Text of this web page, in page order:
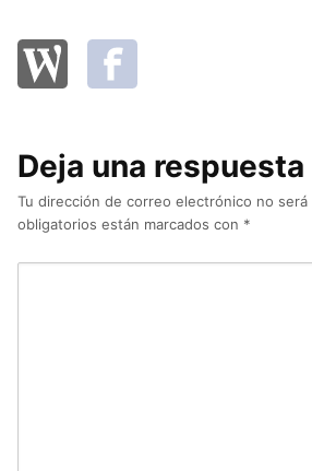
Deja una respuesta
Tu dirección de correo electrónico no será
obligatorios están marcados con *